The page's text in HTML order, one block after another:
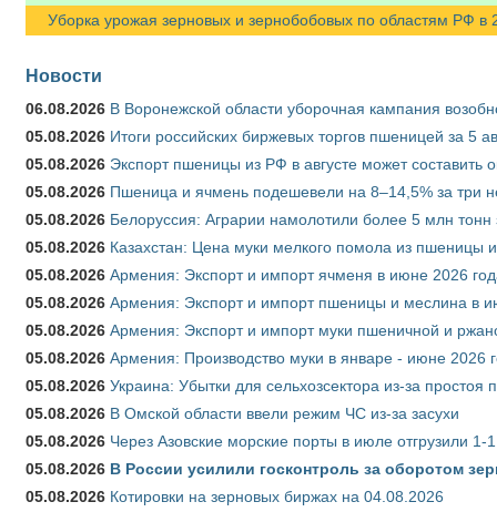
Уборка урожая зерновых и зернобобовых по областям РФ в
Новости
06.08.2026 В Воронежской области уборочная кампания
05.08.2026 Итоги российских биржевых торгов пшеницей за 5
05.08.2026 Экспорт пшеницы из РФ в августе может составить
05.08.2026 Пшеница и ячмень подешевели на 8–14,5% за три
05.08.2026 Белоруссия: Аграрии намолотили более 5 млн тонн
05.08.2026 Казахстан: Цена муки мелкого помола из пшеницы
05.08.2026 Армения: Экспорт и импорт ячменя в июне 2026
05.08.2026 Армения: Экспорт и импорт пшеницы и меслина в
05.08.2026 Армения: Экспорт и импорт муки пшеничной и
05.08.2026 Армения: Производство муки в январе - июне 2026
05.08.2026 Украина: Убытки для сельхозсектора из-за простоя
05.08.2026 В Омской области ввели режим ЧС из-за засухи
05.08.2026 Через Азовские морские порты в июле отгрузили
05.08.2026 В России усилили госконтроль за оборотом
05.08.2026 Котировки на зерновых биржах на 04.08.2026